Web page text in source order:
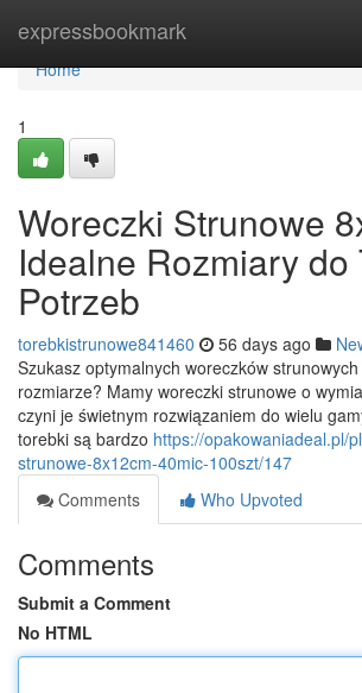
expressbookmark
Home
Home
1
Woreczki Strunowe
Idealne Rozmiary do
Potrzeb
torebkistrunowe841460 56 days ago
Szukasz optymalnych woreczków
rozmiarze? Mamy woreczki strunowe o
czyni je świetnym rozwiązaniem do wielu
torebki są bardzo https://opakowaniadeal.pl/
strunowe-8x12cm-40mic-100szt/147
Comments
Who Upvoted
Comments
Submit a Comment
No HTML